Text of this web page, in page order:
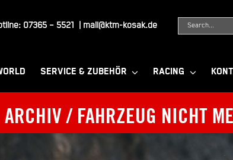
07365 – 5521 mail@ktm-kosak.de
Suche
SERVICE & ZUBEHÖR RACING
ARCHIV / FAHRZEUG NICHT